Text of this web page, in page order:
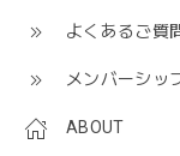
よくあるご質
メンバーシッ
ABOUT